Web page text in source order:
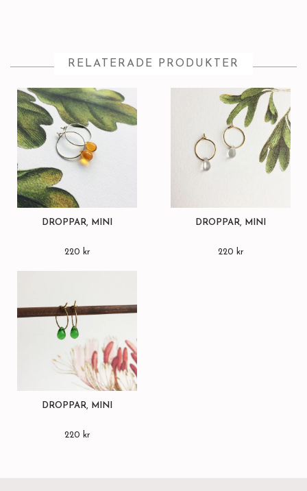
RELATERADE PRODUKTER
DROPPAR, MINI
220 kr
DROPPAR, MINI
220 kr
DROPPAR, MINI
220 kr